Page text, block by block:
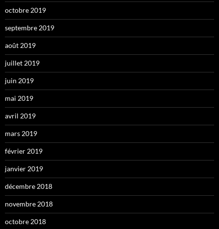
octobre 2019
septembre 2019
août 2019
juillet 2019
juin 2019
mai 2019
avril 2019
mars 2019
février 2019
janvier 2019
décembre 2018
novembre 2018
octobre 2018